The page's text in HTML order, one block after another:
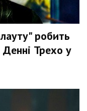
робить
Трехо у